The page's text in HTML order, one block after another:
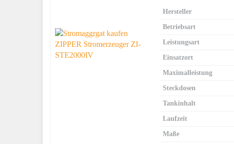
Hersteller
Betriebsart
Leistungsart
Einsatzort
Maximalleistung
Steckdosen
Tankinhalt
Laufzeit
Maße